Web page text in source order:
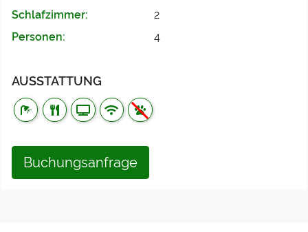
Schlafzimmer:
2
Personen:
4
AUSSTATTUNG
Buchungsanfrage